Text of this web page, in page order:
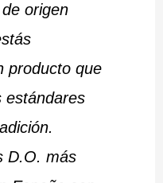
origen
producto que
estándares
D.O. más